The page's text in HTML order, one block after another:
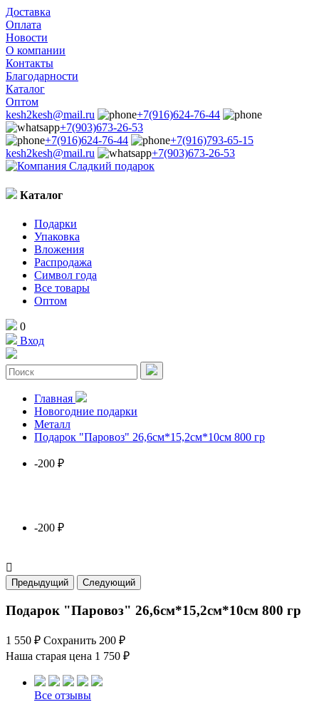
Доставка
Оплата
Новости
О компании
Контакты
Благодарности
Каталог
Оптом
kesh2kesh@mail.ru
+7(916)624-76-44
+7(903)673-26-53
+7(916)624-76-44
+7(916)793-65-15
kesh2kesh@mail.ru
+7(903)673-26-53
Каталог
Подарки
Упаковка
Вложения
Распродажа
Символ года
Все товары
Оптом
0
Вход
Главная
Новогодние подарки
Металл
Подарок "Паровоз" 26,6см*15,2см*10см 800 гр
-200 ₽
-200 ₽

Предыдущий Следующий
Подарок "Паровоз" 26,6см*15,2см*10см 800 гр
1 550 ₽ Сохранить 200 ₽
Наша старая цена 1 750 ₽
Все отзывы